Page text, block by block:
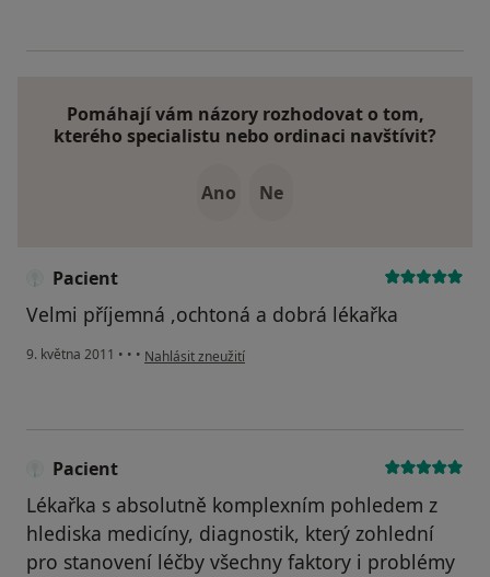
Pomáhají vám názory rozhodovat o tom,
kterého specialistu nebo ordinaci navštívit?
Ano Ne
Pacient
Velmi příjemná ,ochtoná a dobrá lékařka
9. května 2011 • • • podle názoru uživatele Pacient
Nahlásit zneužití
Pacient
Lékařka s absolutně komplexním pohledem z
hlediska medicíny, diagnostik, který zohlední
pro stanovení léčby všechny faktory i problémy